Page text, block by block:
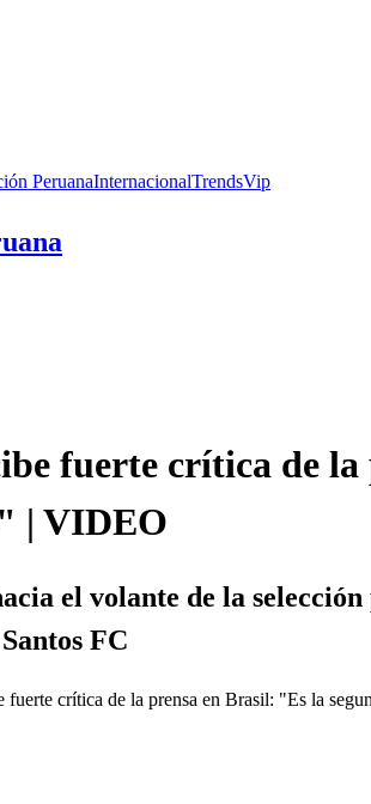
PeruanaInternacionalTrendsVip
fuerte crítica de
| VIDEO
el volante de la
FC